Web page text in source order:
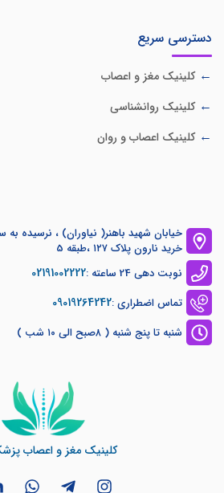
دسترسی سریع
کلینیک مغز و اعصاب
کلینیک روانشناسی
کلینیک اعصاب و روان
خیابان شهید باهنر( نیاوران) ، نرسیده به
خرید نارون پلاک ۱۲۷ ،طبقه 5
نوبت دهی 24 ساعته :
02191002222
تماس اضطراری :09019264242
شنبه تا پنج شنبه ( ۸صبح الی ۱۰ شب )
کلینیک مغز و اعصاب